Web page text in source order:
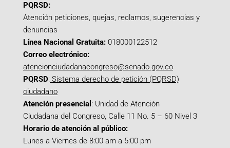
PQRSD:
Atención peticiones, quejas, reclamos, sugerencias y
denuncias
Línea Nacional Gratuita: 018000122512
Correo electrónico:
atencionciudadanacongreso@senado.gov.co
PQRSD: Sistema derecho de petición (PQRSD)
ciudadano
Atención presencial : Unidad de Atención
Ciudadana del Congreso, Calle 11 No. 5 – 60 Nivel 3
Horario de atención al público:
Lunes a Viernes de 8:00 am a 5:00 pm